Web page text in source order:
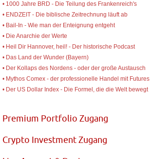
• 1000 Jahre BRD - Die Teilung des Frankenreich's
• ENDZEIT - Die biblische Zeitrechnung läuft ab
• Bail-In - Wie man der Enteignung entgeht
• Die Anarchie der Werte
• Heil Dir Hannover, heil! - Der historische Podcast
• Das Land der Wunder (Bayern)
• Der Kollaps des Nordens - oder der große Austausch
• Mythos Comex - der professionelle Handel mit Futures
• Der US Dollar Index - Die Formel, die die Welt bewegt
Premium Portfolio Zugang
Crypto Investment Zugang